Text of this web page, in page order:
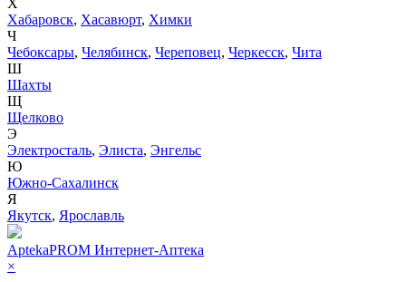
Х
Хабаровск, Хасавюрт, Химки
Ч
Чебоксары, Челябинск, Череповец, Черкесск, Чита
Ш
Шахты
Щ
Щелково
Э
Электросталь, Элиста, Энгельс
Ю
Южно-Сахалинск
Я
Якутск, Ярославль
AptekaPROM Интернет-Аптека
×